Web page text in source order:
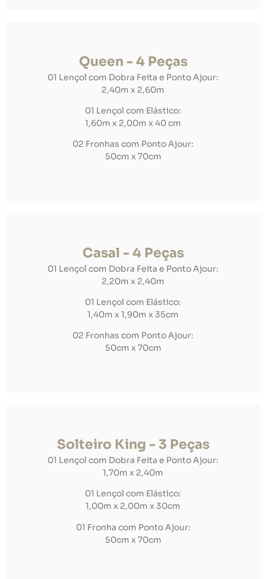
Queen - 4 Peças
01 Lençol com Dobra Feita e Ponto Ajour:
2,40m x 2,60m
01 Lençol com Elástico:
1,60m x 2,00m x 40 cm
02 Fronhas com Ponto Ajour:
50cm x 70cm
Casal - 4 Peças
01 Lençol com Dobra Feita e Ponto Ajour:
2,20m x 2,40m
01 Lençol com Elástico:
1,40m x 1,90m x 35cm
02 Fronhas com Ponto Ajour:
50cm x 70cm
Solteiro King - 3 Peças
01 Lençol com Dobra Feita e Ponto Ajour:
1,70m x 2,40m
01 Lençol com Elástico:
1,00m x 2,00m x 30cm
01 Fronha com Ponto Ajour:
50cm x 70cm